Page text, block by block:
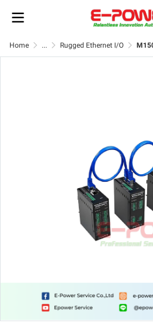
Home ... Rugged Ethernet I/O M150